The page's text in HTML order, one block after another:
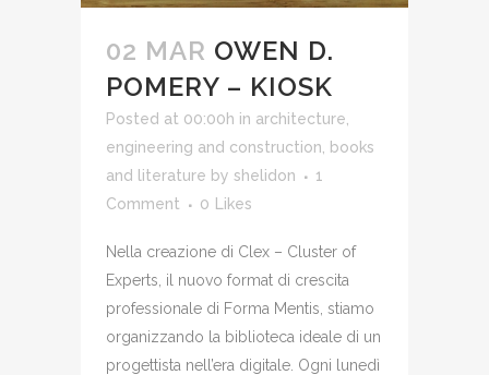
02 MAR OWEN D.
POMERY – KIOSK
Posted at 00:00h in architecture,
engineering and construction
books
and literature by shelidon
1
Comment
0 Likes
Nella creazione di Clex – Cluster of
Experts, il nuovo format di crescita
professionale di Forma Mentis, stiamo
organizzando la biblioteca ideale di un
progettista nell’era digitale. Ogni lunedì